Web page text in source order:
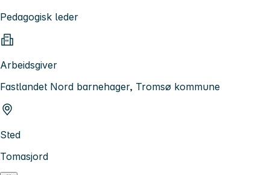
Pedagogisk leder
Arbeidsgiver
Fastlandet Nord barnehager, Tromsø kommune
Sted
Tomasjord